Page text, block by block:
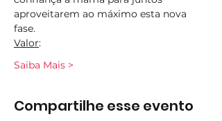
aproveitarem ao máximo esta nova
fase.
Valor:
Saiba Mais >
Compartilhe esse evento